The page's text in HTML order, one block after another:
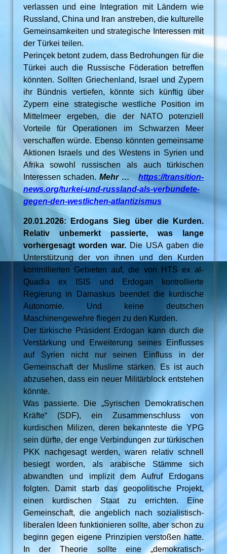
verlassen und eine Integration mit Ländern wie
Russland, China und Iran anstreben, die kulturelle
Gemeinsamkeiten und strategische Interessen mit
der Türkei teilen.
Perinçek betont zudem, dass Bedrohungen für die
Türkei auch die Russische Föderation betreffen
könnten. Sollten Griechenland, Israel und Zypern
ihr Bündnis vertiefen, könnte sich künftig über
Zypern eine strategische westliche Position im
Mittelmeer ergeben, die der NATO potenziell
Vorteile für Operationen im Schwarzen Meer
verschaffen würde. Ebenso könnten gemeinsame
Aktionen Israels und des Westens in Syrien und
Afrika sowohl russischen als auch türkischen
Interessen schaden.Mehr …https://transition-
news.org/turkei-und-russland-als-verbundete-
gegen-den-westlichen-atlantizismus
20.01.2026: Erdogans Sieg über die Kurden.
Relativ unbemerkt passierte, was lange
vorhergesagt worden war. Die USA gaben die
Unterstützung der von ihnen und den Kurden
kontrollierten Gebieten auf, die von HTS ex al-
Quadia ex ISIS und Erdogan kontrollierte
Regierung in Damaskus beendet die kurdische
Autonomie. Und keine deutschen
Maschinengewehre fliegen zu den Kurden.
Der türkische Präsident Erdogan kann durch die
Verstärkung und Erweiterung seines Einflusses
auf Syrien nicht nur seinen Einfluss in der
Gemeinschaft der Muslime stärken. Es ist auch
abzusehen, dass ein neuer Militärblock entstehen
könnte.
Was passierte. Die „Syrischen Demokratischen
Kräfte“ (SDF), ein Zusammenschluss von
kurdischen Milizen, deren bekannteste die YPG
sein dürfte, der enge Verbindungen zur türkischen
PKK nachgesagt werden, waren relativ schnell
besiegt worden, als arabische Stämme sich
abwandten und implizit dem Aufruf Erdogans
folgten. Damit starb das geopolitische Projekt,
einen kurdischen Staat zu errichten. Eine
Gemeinschaft, die angeblich nach sozialistisch-
liberalen Ideen funktionieren sollte, aber schon zu
beginn gegen eigene Prinzipien verstoßen hatte.
In der Theorie sollte eine „demokratisch-